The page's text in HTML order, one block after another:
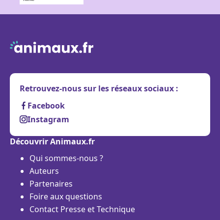
Retrouvez-nous sur les réseaux sociaux :
Facebook
Instagram
Découvrir Animaux.fr
Qui sommes-nous ?
Auteurs
Partenaires
Foire aux questions
Contact Presse et Technique